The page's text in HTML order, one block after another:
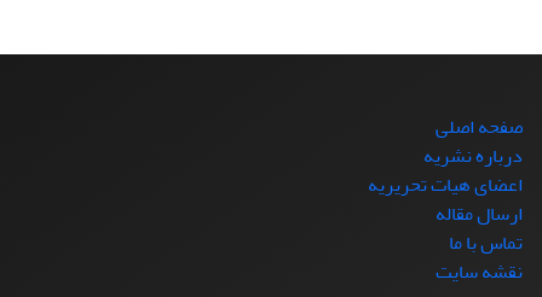
صفحه اصلی
درباره نشریه
اعضای هیات تحریریه
ارسال مقاله
تماس با ما
نقشه سایت